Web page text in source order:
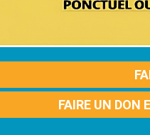
FAIRE UN DON